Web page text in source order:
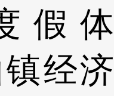
假体
经济